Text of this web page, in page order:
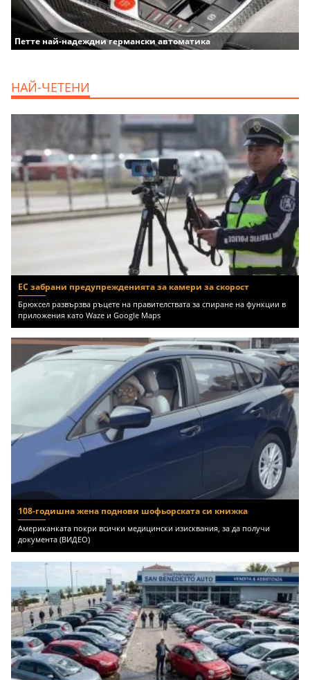
Петте най-надеждни германски автоматика
НАЙ-ЧЕТЕНИ
ЕС забрани предупрежденията за камери за скорост
Брюксел развързва ръцете на правителствата за спиране на функции в
приложения като Waze и Google Maps
108-годишна жена поднови шофьорската си книжка
Американката покри всички медицински изисквания, за да получи
документа (ВИДЕО)